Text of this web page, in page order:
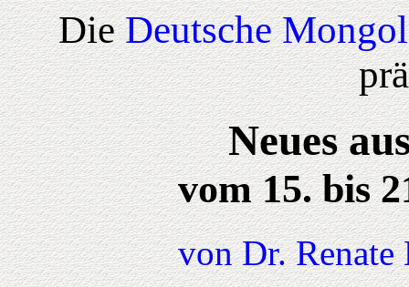
DieDeutsche
Neues
vom 15. bis
von Dr. Renate